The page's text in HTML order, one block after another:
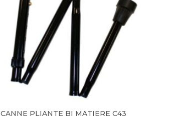
CANNE PLIANTE BI MATIERE C43